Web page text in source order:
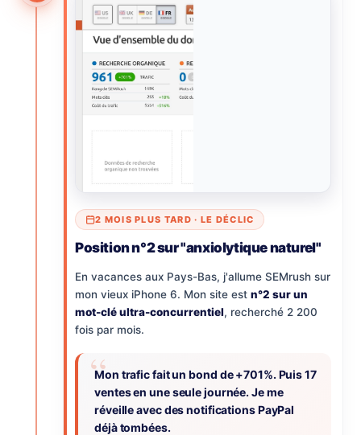
2 MOIS PLUS TARD · LE DÉCLIC
Position n°2 sur "anxiolytique naturel"
En vacances aux Pays-Bas, j'allume SEMrush sur
mon vieux iPhone 6. Mon site est n°2 sur un
mot-clé ultra-concurrentiel, recherché 2 200
fois par mois.
Mon trafic fait un bond de +701%. Puis 17
ventes en une seule journée. Je me
réveille avec des notifications PayPal
déjà tombées.